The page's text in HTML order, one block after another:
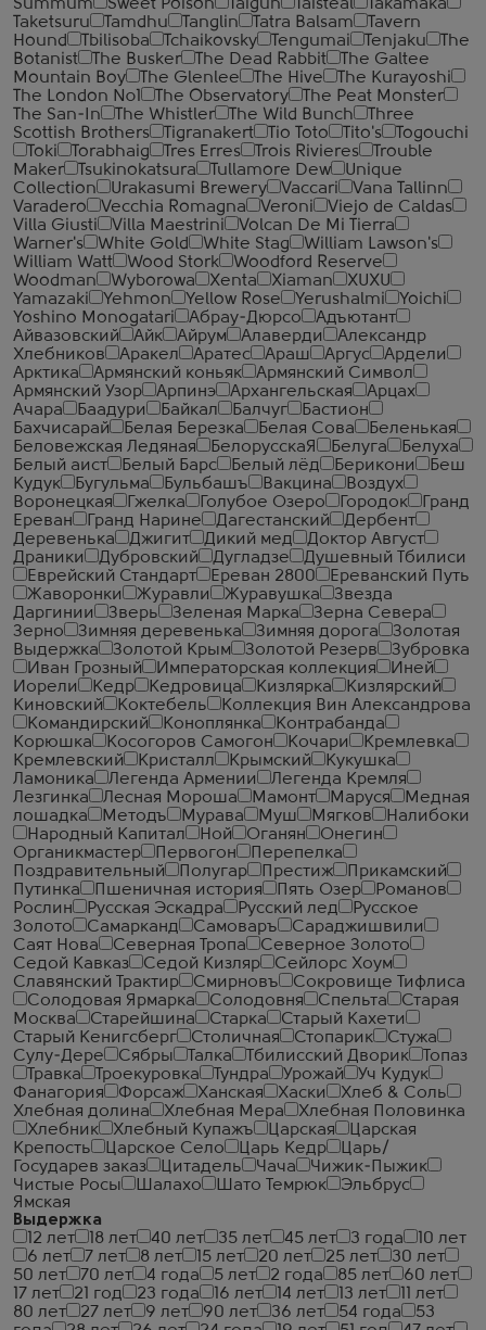
Summum
Sweet Poison Taigun Taisteal
Takamaka
Taketsuru
Tamdhu Tanglin Tatra Balsam
Tavern
Hound
Tbilisoba Tchaikovsky Tengumai Tenjaku
The
Botanist
The Busker The Dead Rabbit
The Galtee
Mountain Boy
The Glenlee The Hive
The Kurayoshi
The London №1
The Observatory
The Peat Monster
The San-In
The Whistler The Wild Bunch
Three
Scottish Brothers
Tigranakert Tio Toto Tito's
Togouchi
Toki
Torabhaig Tres Erres Trois Rivieres
Trouble
Maker
Tsukinokatsura Tullamore Dew
Unique
Collection
Urakasumi Brewery Vaccari
Vana Tallinn
Varadero
Vecchia Romagna Veroni
Viejo de Caldas
Villa Giusti
Villa Maestrini
Volcan De Mi Tierra
Warner's
White Gold White Stag
William Lawson's
William Watt
Wood Stork
Woodford Reserve
Woodman
Wyborowa Xenta Xiaman
XUXU
Yamazaki
Yehmon Yellow Rose Yerushalmi
Yoichi
Yoshino Monogatari
Абрау-Дюрсо
Адъютант
Айвазовский
Айк Айрум Алаверди
Александр
Хлебников
Аракел Аратес Араш Аргус
Ардели
Арктика
Армянский коньяк
Армянский Символ
Армянский Узор
Арпинэ Архангельская
Арцах
Ачара
Баадури Байкал Балчуг
Бастион
Бахчисарай
Белая Березка Белая Сова
Беленькая
Беловежская Ледяная
БелорусскаЯ Белуга
Белуха
Белый аист
Белый Барс Белый лёд Берикони
Беш
Кудук
Бугульма Бульбашъ Вакцина
Воздух
Воронецкая
Гжелка Голубое Озеро Городок
Гранд
Ереван
Гранд Нарине Дагестанский
Дербент
Деревенька
Джигит Дикий мед
Доктор Август
Драники
Дубровский Дугладзе
Душевный Тбилиси
Еврейский Стандарт
Ереван 2800
Ереванский Путь
Жаворонки
Журавли Журавушка
Звезда
Даргинии
Зверь Зеленая Марка
Зерна Севера
Зерно
Зимняя деревенька Зимняя дорога
Золотая
Выдержка
Золотой Крым Золотой Резерв
Зубровка
Иван Грозный
Императорская коллекция
Иней
Иорели
Кедр Кедровица Кизлярка
Кизлярский
Киновский
Коктебель
Коллекция Вин Александрова
Командирский
Коноплянка
Контрабанда
Корюшка
Косогоров Самогон Кочари
Кремлевка
Кремлевский
Кристалл Крымский
Кукушка
Ламоника
Легенда Армении
Легенда Кремля
Лезгинка
Лесная Мороша Мамонт Маруся
Медная
лошадка
Методъ Мурава Муш Мягков
Налибоки
Народный Капитал
Ной Оганян
Онегин
Органикмастер
Первогон
Перепелка
Поздравительный
Полугар Престиж
Прикамский
Путинка
Пшеничная история Пять Озер
Романов
Рослин
Русская Эскадра Русский лед
Русское
Золото
Самарканд Самоваръ
Сараджишвили
Саят Нова
Северная Тропа
Северное Золото
Седой Кавказ
Седой Кизляр
Сейлорс Хоум
Славянский Трактир
Смирновъ
Сокровище Тифлиса
Солодовая Ярмарка
Солодовня Спельта
Старая
Москва
Старейшина Старка
Старый Кахети
Старый Кенигсберг
Столичная Стопарик
Стужа
Сулу-Дере
Сябры Талка Тбилисский Дворик
Топаз
Травка
Троекуровка Тундра Урожай
Уч Кудук
Фанагория
Форсаж Ханская Хаски
Хлеб & Соль
Хлебная долина
Хлебная Мера
Хлебная Половинка
Хлебник
Хлебный Купажъ Царская
Царская
Крепость
Царское Село Царь Кедр
Царь/
Государев заказ
Цитадель Чача
Чижик-Пыжик
Чистые Росы
Шалахо Шато Темрюк
Эльбрус
Ямская
Выдержка
12 лет
18 лет 40 лет 35 лет 45 лет 3 года
10 лет
6 лет
7 лет 8 лет 15 лет 20 лет 25 лет
30 лет
50 лет
70 лет 4 года 5 лет 2 года 85 лет
60 лет
17 лет
21 год 23 года 16 лет 14 лет 13 лет
11 лет
80 лет
27 лет 9 лет 90 лет 36 лет 54 года
53